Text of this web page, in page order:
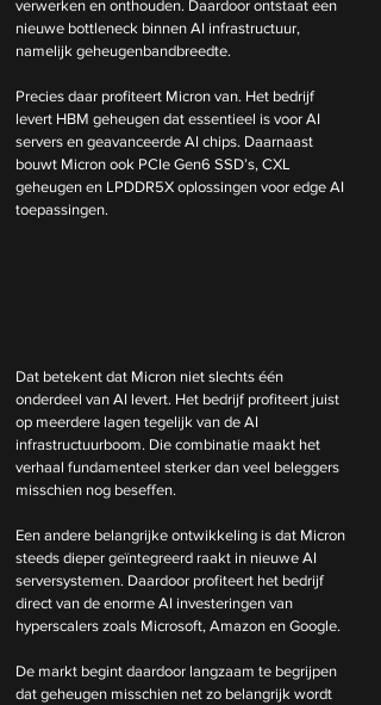
verwerken en onthouden. Daardoor ontstaat een
nieuwe bottleneck binnen AI infrastructuur,
namelijk geheugenbandbreedte.
Precies daar profiteert Micron van. Het bedrijf
levert HBM geheugen dat essentieel is voor AI
servers en geavanceerde AI chips. Daarnaast
bouwt Micron ook PCIe Gen6 SSD’s, CXL
geheugen en LPDDR5X oplossingen voor edge AI
toepassingen.
Dat betekent dat Micron niet slechts één
onderdeel van AI levert. Het bedrijf profiteert juist
op meerdere lagen tegelijk van de AI
infrastructuurboom. Die combinatie maakt het
verhaal fundamenteel sterker dan veel beleggers
misschien nog beseffen.
Een andere belangrijke ontwikkeling is dat Micron
steeds dieper geïntegreerd raakt in nieuwe AI
serversystemen. Daardoor profiteert het bedrijf
direct van de enorme AI investeringen van
hyperscalers zoals Microsoft, Amazon en Google.
De markt begint daardoor langzaam te begrijpen
dat geheugen misschien net zo belangrijk wordt